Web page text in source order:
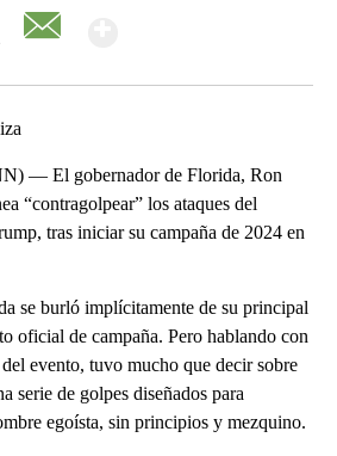
— El gobernador de Florida, Ron
“contragolpear” los ataques del
tras iniciar su campaña de 2024 en
se burló implícitamente de su principal
oficial de campaña. Pero hablando con
evento, tuvo mucho que decir sobre
serie de golpes diseñados para
egoísta, sin principios y mezquino.